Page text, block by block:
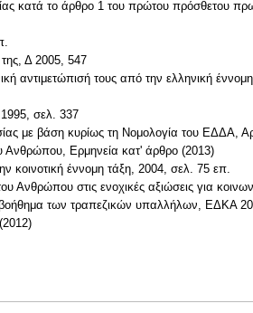
κατά το άρθρο 1 του πρώτου πρόσθετου
Δ 2005, 547
τους από την ελληνική
σελ. 337
με βάση κυρίως τη Νομολογία του ΕΔΔΑ,
Ανθρώπου, Ερμηνεία κατ' άρθρο (2013)
κοινοτική έννομη τάξη, 2004, σελ. 75 επ.
στις ενοχικές αξιώσεις για
των τραπεζικών υπαλλήλων, ΕΔΚΑ